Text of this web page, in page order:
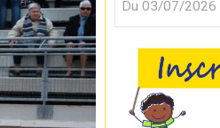
Du 03/07/2026